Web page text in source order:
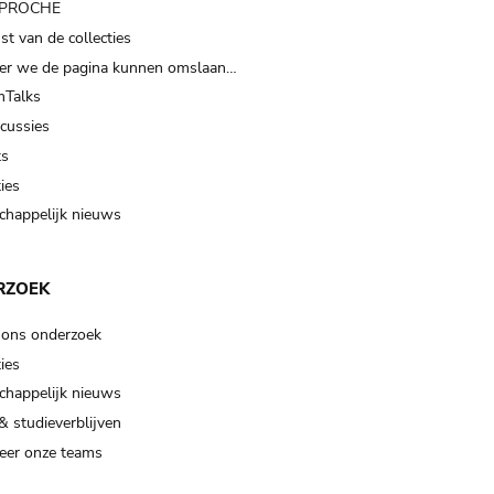
van de collecties
we de pagina kunnen omslaan…
nieuws
onderzoek
nieuws
studieverblijven
onze teams